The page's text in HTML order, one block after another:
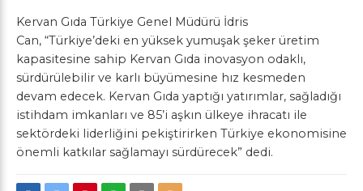
Kervan Gıda Türkiye Genel Müdürü İdris
Can, “Türkiye’deki en yüksek yumuşak şeker üretim
kapasitesine sahip Kervan Gıda inovasyon odaklı,
sürdürülebilir ve karlı büyümesine hız kesmeden
devam edecek. Kervan Gıda yaptığı yatırımlar, sağladığı
istihdam imkanları ve 85’i aşkın ülkeye ihracatı ile
sektördeki liderliğini pekiştirirken Türkiye ekonomisine
önemli katkılar sağlamayı sürdürecek” dedi.